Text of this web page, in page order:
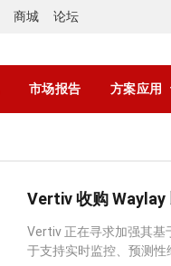
商城 论坛
市场报告 方案应用
Vertiv 收购 Waylay
Vertiv 正在寻求加强其基
于支持实时监控、预测性